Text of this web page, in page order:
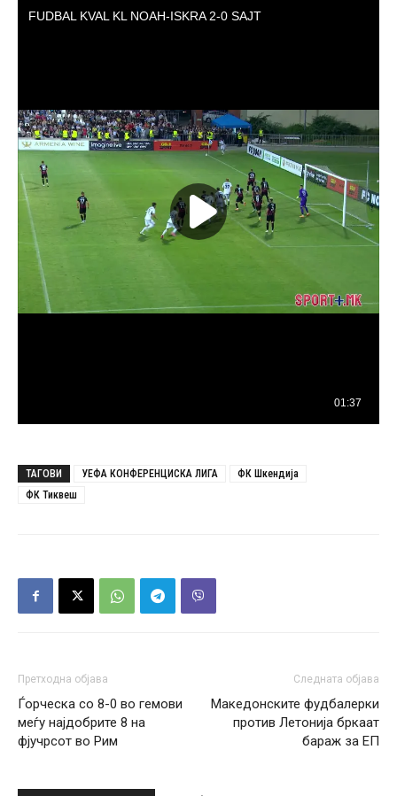
ТАГОВИ УЕФА КОНФЕРЕНЦИСКА ЛИГА
ФК Шкендија
ФК Тиквеш
Претходна објава
Ѓорческа со 8-0 во гемови
меѓу најдобрите 8 на
фјучрсот во Рим
Следната објава
Македонските фудбалерки
против Летонија бркаат
бараж за ЕП